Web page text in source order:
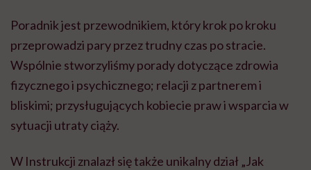
Poradnik jest przewodnikiem, który krok po kroku
przeprowadzi pary przez trudny czas po stracie.
Wspólnie stworzyliśmy porady dotyczące zdrowia
fizycznego i psychicznego; relacji z partnerem i
bliskimi; przysługujących kobiecie praw i wsparcia w
sytuacji utraty ciąży.
W Instrukcji znalazł się także unikalny dział „Jak